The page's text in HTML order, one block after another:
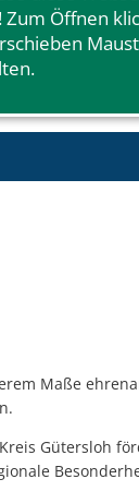
Fokus der
'Heimat' zu
zu
Maße
Gütersloh